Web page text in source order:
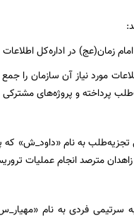
نیاز آن سازمان را جمع
پرداخته و پروژه‌های مشترکی
به نام «داود_ش»
مترصد انجام عملیات
فردی به نام